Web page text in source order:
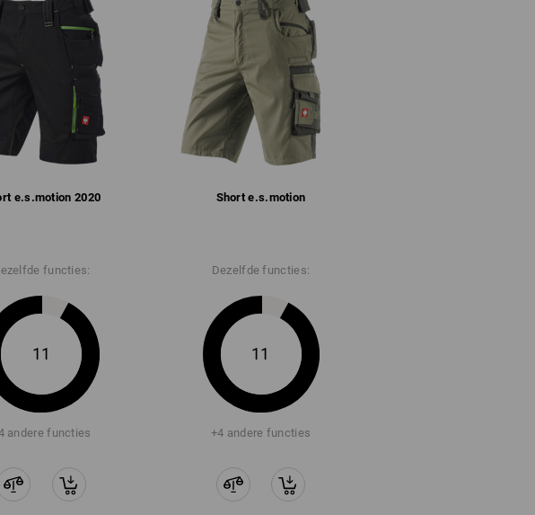
e.s.​motion 2020 Short e.s.​motion
functies:
11
andere functies
Dezelfde functies:
11
+4 andere functies